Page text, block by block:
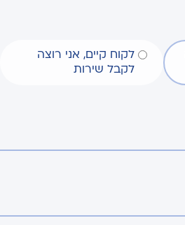
לקוח קיים, אני רוצה
לקבל שירות